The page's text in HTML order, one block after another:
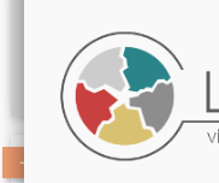
Offerte )
Prix
de
base
43,20 € Prix
36,00 €
-5%